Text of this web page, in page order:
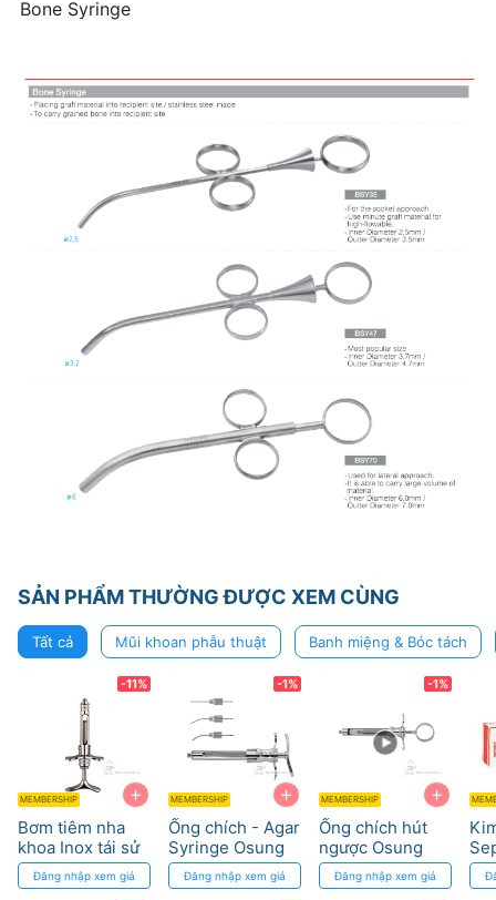
Bone Syringe
SẢN PHẨM THƯỜNG ĐƯỢC XEM CÙNG
Tất cả Mũi khoan phẫu thuật Banh miệng & Bóc tách
+
-11%
MEMBERSHIP
Bơm tiêm nha
khoa Inox tái sử
dụng từ Pakistan
Đăng nhập xem giá
+
-1%
MEMBERSHIP
Ống chích - Agar
Syringe Osung
Đăng nhập xem giá
+
-1%
MEMBERSHIP
Ống chích hút
ngược Osung
Đăng nhập xem giá